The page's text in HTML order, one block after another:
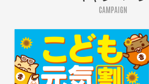
CAMPAIGN